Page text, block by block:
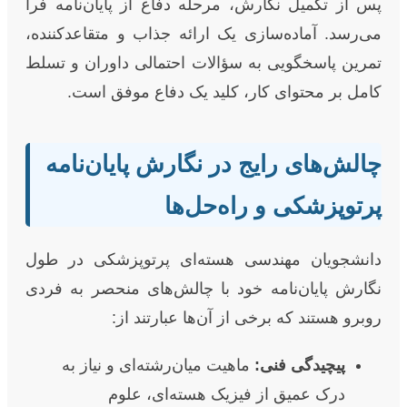
پس از تکمیل نگارش، مرحله دفاع از پایان‌نامه فرا
می‌رسد. آماده‌سازی یک ارائه جذاب و متقاعدکننده،
تمرین پاسخگویی به سؤالات احتمالی داوران و تسلط
کامل بر محتوای کار، کلید یک دفاع موفق است.
چالش‌های رایج در نگارش پایان‌نامه
پرتوپزشکی و راه‌حل‌ها
دانشجویان مهندسی هسته‌ای پرتوپزشکی در طول
نگارش پایان‌نامه خود با چالش‌های منحصر به فردی
روبرو هستند که برخی از آن‌ها عبارتند از:
پیچیدگی فنی: ماهیت میان‌رشته‌ای و نیاز به
درک عمیق از فیزیک هسته‌ای، علوم